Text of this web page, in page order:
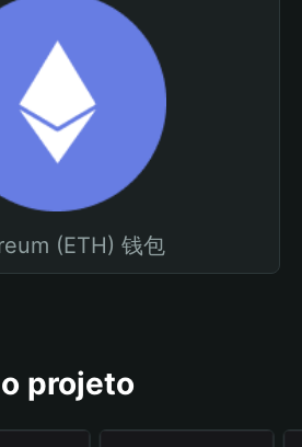
(ETH) 钱包
projeto